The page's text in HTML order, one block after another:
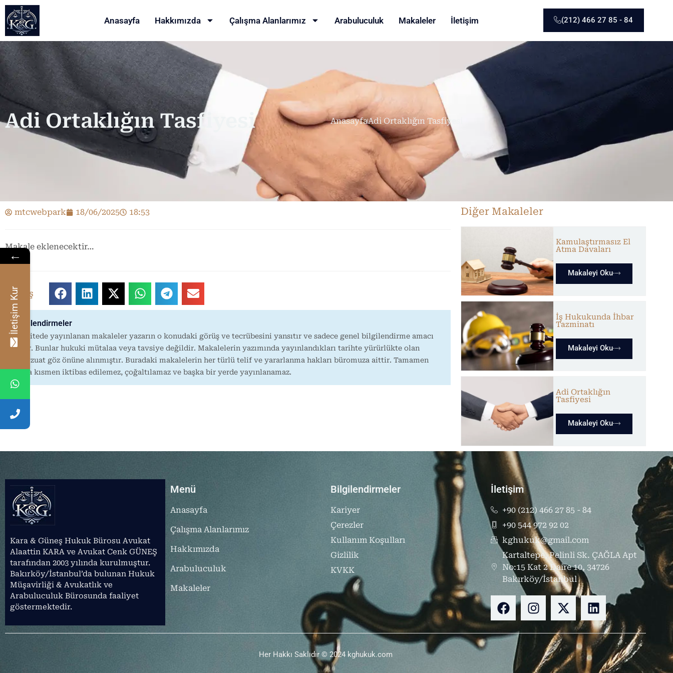
Anasayfa Hakkımızda Çalışma Alanlarımız Arabuluculuk Makaleler İletişim (212) 466 27 85 - 84
Adi Ortaklığın Tasfiyesi AnasayfaAdi Ortaklığın Tasfiyesi
mtcwebpark 18/06/2025 18:53
Makale eklenecektir…
Paylaş
Bilgilendirmeler
Bu sitede yayınlanan makaleler yazarın o konudaki görüş ve tecrübesini yansıtır ve sadece genel bilgilendirme amacı
taşır. Bunlar hukuki mütalaa veya tavsiye değildir. Makalelerin yazımında yayınlandıkları tarihte yürürlükte olan
mevzuat göz önüne alınmıştır. Buradaki makalelerin her türlü telif ve yararlanma hakları büromuza aittir. Tamamen
veya kısmen iktibas edilemez, çoğaltılamaz ve başka bir yerde yayınlanamaz.
Diğer Makaleler
Kamulaştırmasız El
Atma Davaları
Makaleyi Oku
İş Hukukunda İhbar
Tazminatı
Makaleyi Oku
Adi Ortaklığın
Tasfiyesi
Makaleyi Oku
Kara & Güneş Hukuk Bürosu Avukat
Alaattin KARA ve Avukat Cenk GÜNEŞ
tarafından 2003 yılında kurulmuştur.
Bakırköy/İstanbul’da bulunan Hukuk
Müşavirliği & Avukatlık ve
Arabuluculuk Bürosunda faaliyet
göstermektedir.
Menü
Anasayfa
Çalışma Alanlarımız
Hakkımızda
Arabuluculuk
Makaleler
Bilgilendirmeler
Kariyer
Çerezler
Kullanım Koşulları
Gizlilik
KVKK
İletişim
+90 (212) 466 27 85 - 84
+90 544 972 92 02
kghukuk@gmail.com
Kartaltepe, Pelinli Sk. ÇAĞLA Apt
No:15 Kat 2 Daire 10, 34726
Bakırköy/İstanbul
Her Hakkı Saklıdır © 2024 kghukuk.com
←
İletişim Kur